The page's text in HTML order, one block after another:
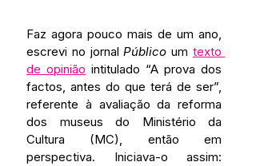
Faz agora pouco mais de um ano,
escrevi no jornal Público um texto
de opinião intitulado “A prova dos
factos, antes do que terá de ser”,
referente à avaliação da reforma
dos museus do Ministério da
Cultura (MC), então em
perspectiva. Iniciava-o assim: